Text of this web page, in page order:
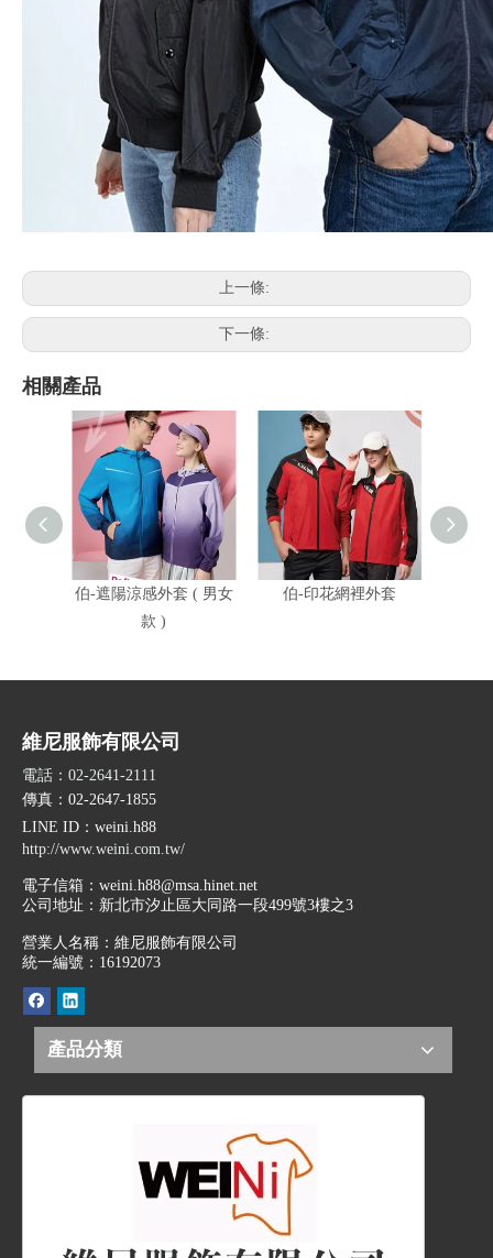
上一條:
下一條:
相關產品
伯-遮陽涼感外套 ( 男女
款 )
伯-印花網裡外套
維尼服飾有限公司
電話：02-2641-2111
傳真：02-2647-1855
LINE ID ：weini.h88
http://www.weini.com.tw/
電子信箱： weini.h88@msa.hinet.net
公司地址： 新北市汐止區大同路一段499號3樓之3
營業人名稱：維尼服飾有限公司
統一編號：16192073
產品分類